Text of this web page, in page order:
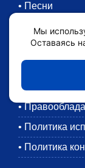
• Песни
Раскраски
Картинки
•
•
•
• Политика
• Политика
Мы
Оставаясь